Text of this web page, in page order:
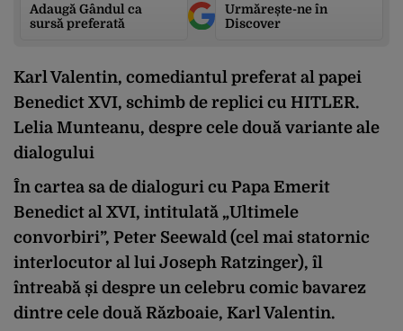
Adaugă Gândul ca
sursă preferată
Urmărește-ne în
Discover
Karl Valentin, comediantul preferat al papei
Benedict XVI, schimb de replici cu HITLER.
Lelia Munteanu, despre cele două variante ale
dialogului
În cartea sa de dialoguri cu Papa Emerit
Benedict al XVI, intitulată „Ultimele
convorbiri”, Peter Seewald (cel mai statornic
interlocutor al lui Joseph Ratzinger), îl
întreabă și despre un celebru comic bavarez
dintre cele două Războaie, Karl Valentin.